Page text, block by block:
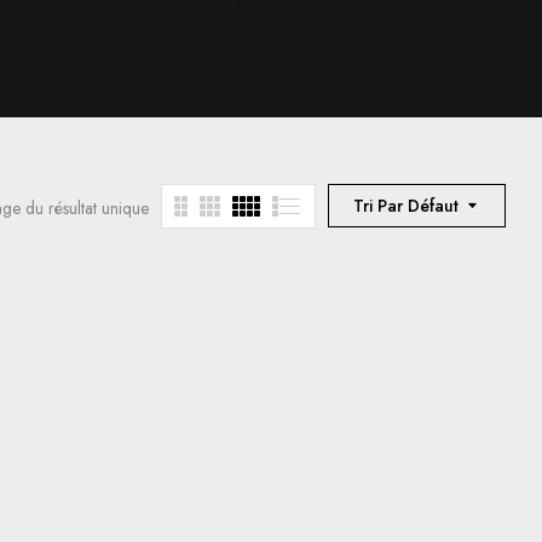
Tri Par Défaut
du résultat unique